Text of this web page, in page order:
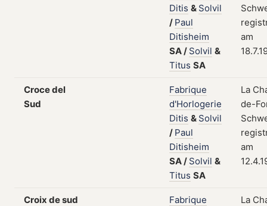
Ditis & Solvil
/ Paul
Ditisheim
SA/ Solvil &
Titus SA
am
Croce del
Sud
Fabrique
d'Horlogerie
Ditis & Solvil
/ Paul
Ditisheim
SA/ Solvil &
Titus SA
La
de-
am
Croix de sud
Fabrique
La